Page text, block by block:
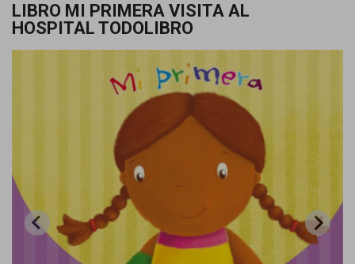
LIBRO MI PRIMERA VISITA AL
HOSPITAL TODOLIBRO